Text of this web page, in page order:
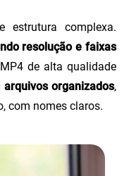
estrutura complexa.
resolução e faixas
de alta qualidade
arquivos organizados,
com nomes claros.